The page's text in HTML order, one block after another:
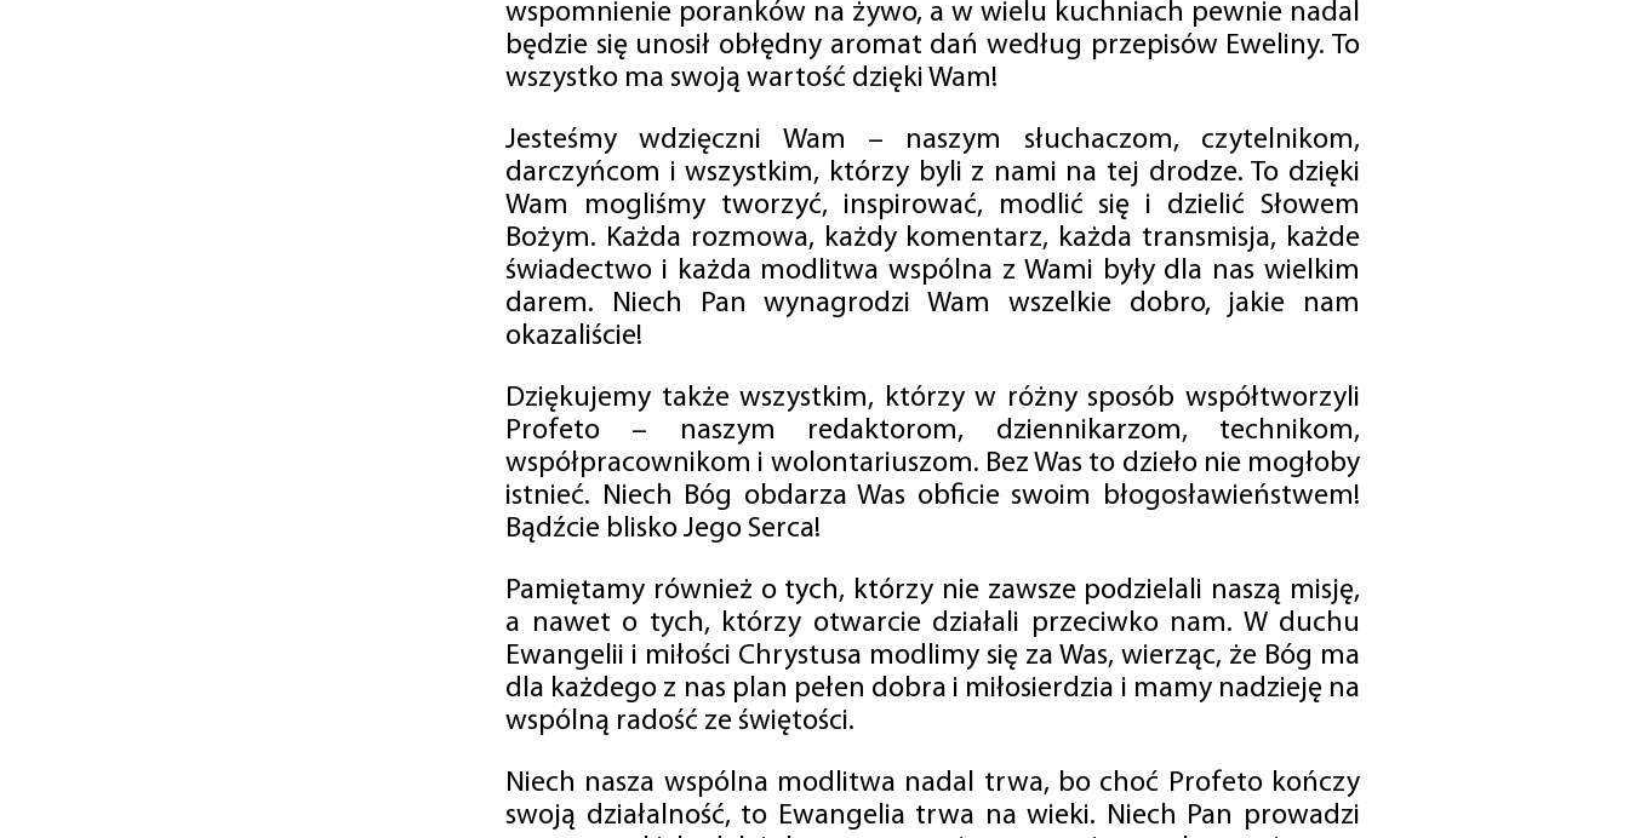
wspomnienie poranków na żywo, a w wielu kuchniach pewnie nadal
będzie się unosił obłędny aromat dań według przepisów Eweliny. To
wszystko ma swoją wartość dzięki Wam!
Jesteśmy wdzięczni Wam – naszym słuchaczom, czytelnikom,
darczyńcom i wszystkim, którzy byli z nami na tej drodze. To dzięki
Wam mogliśmy tworzyć, inspirować, modlić się i dzielić Słowem
Bożym. Każda rozmowa, każdy komentarz, każda transmisja, każde
świadectwo i każda modlitwa wspólna z Wami były dla nas wielkim
darem. Niech Pan wynagrodzi Wam wszelkie dobro, jakie nam
okazaliście!
Dziękujemy także wszystkim, którzy w różny sposób współtworzyli
Profeto – naszym redaktorom, dziennikarzom, technikom,
współpracownikom i wolontariuszom. Bez Was to dzieło nie mogłoby
istnieć. Niech Bóg obdarza Was obficie swoim błogosławieństwem!
Bądźcie blisko Jego Serca!
Pamiętamy również o tych, którzy nie zawsze podzielali naszą misję,
a nawet o tych, którzy otwarcie działali przeciwko nam. W duchu
Ewangelii i miłości Chrystusa modlimy się za Was, wierząc, że Bóg ma
dla każdego z nas plan pełen dobra i miłosierdzia i mamy nadzieję na
wspólną radość ze świętości.
Niech nasza wspólna modlitwa nadal trwa, bo choć Profeto kończy
swoją działalność, to Ewangelia trwa na wieki. Niech Pan prowadzi